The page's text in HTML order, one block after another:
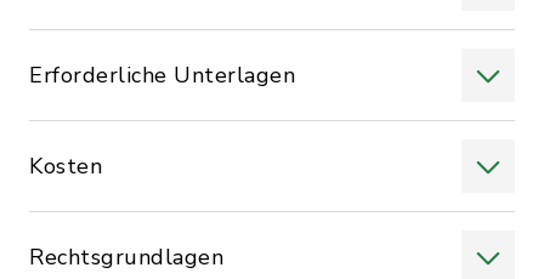
Erforderliche Unterlagen
Kosten
Rechtsgrundlagen